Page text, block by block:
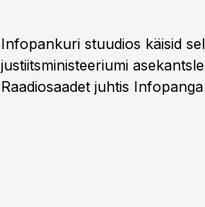
Infopankuri stuudios käisid
justiitsministeeriumi
Raadiosaadet juhtis